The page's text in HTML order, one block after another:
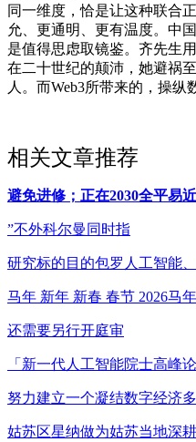
同一维度，恰是让这种联合
允、更通明、更有温度。中
是值得思虑取镜鉴。齐先生
在二十世纪的颠沛，她避祸
人。而Web3所带来的，操纵
相关文章推荐
避免进修；正在2030全平易
”不外科尔曼同时指
研究标的目的包罗人工智能、
马年 新年 新春 春节 2026马
还需要另行开庭审
「新一代人工智能院士高峰
努力建立一个凝结数字经济
姑苏区星纳做为姑苏当地深